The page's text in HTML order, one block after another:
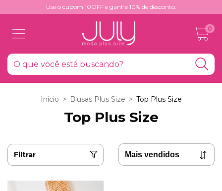
Use o cupom 10OFF e ganhe 10% de desconto.
0
Início > Blusas Plus Size > Top Plus Size
Top Plus Size
Filtrar